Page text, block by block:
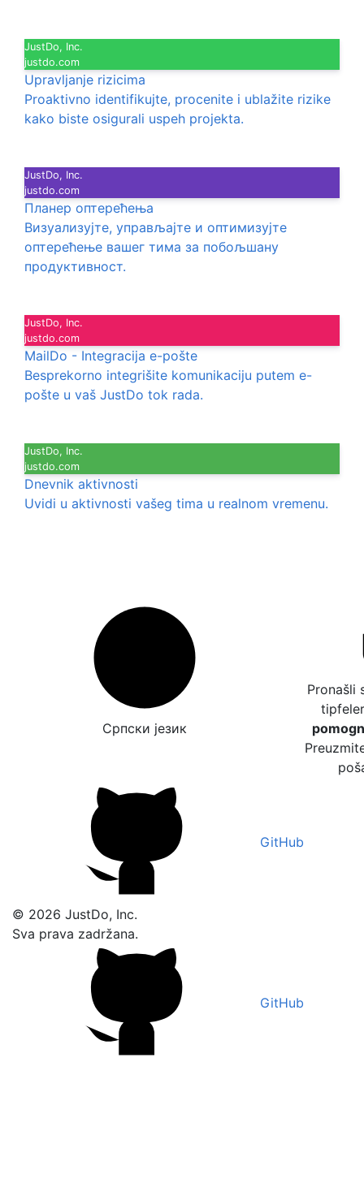
JustDo, Inc.
justdo.com
Upravljanje rizicima
Proaktivno identifikujte, procenite i ublažite rizike
kako biste osigurali uspeh projekta.
JustDo, Inc.
justdo.com
Планер оптерећења
Визуализујте, управљајте и оптимизујте
оптерећење вашег тима за побољшану
продуктивност.
JustDo, Inc.
justdo.com
MailDo - Integracija e-pošte
Besprekorno integrišite komunikaciju putem e-
pošte u vaš JustDo tok rada.
JustDo, Inc.
justdo.com
Dnevnik aktivnosti
Uvidi u aktivnosti vašeg tima u realnom vremenu.
Српски језик
Pronašli
GitHub
© 2026 JustDo, Inc.
Sva prava zadržana.
GitHub